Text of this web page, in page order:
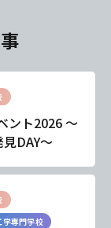
ント2026 ～
DAY～
学専門学校